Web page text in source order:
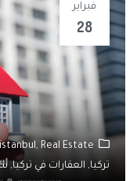
فبراير
28
Real Estate,
تركيا, العقارات في تركيا,